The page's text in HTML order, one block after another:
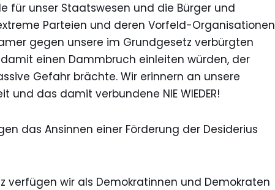
für unser Staatswesen und die Bürger und
Parteien und deren Vorfeld-Organisationen
gegen unsere im Grundgesetz verbürgten
einen Dammbruch einleiten würden, der
Gefahr brächte. Wir erinnern an unsere
und das damit verbundene NIE WIEDER!
das Ansinnen einer Förderung der Desiderius
verfügen wir als Demokratinnen und Demokraten